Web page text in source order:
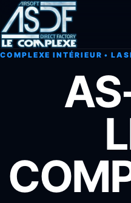
COMPLEXE INTÉRIEUR •